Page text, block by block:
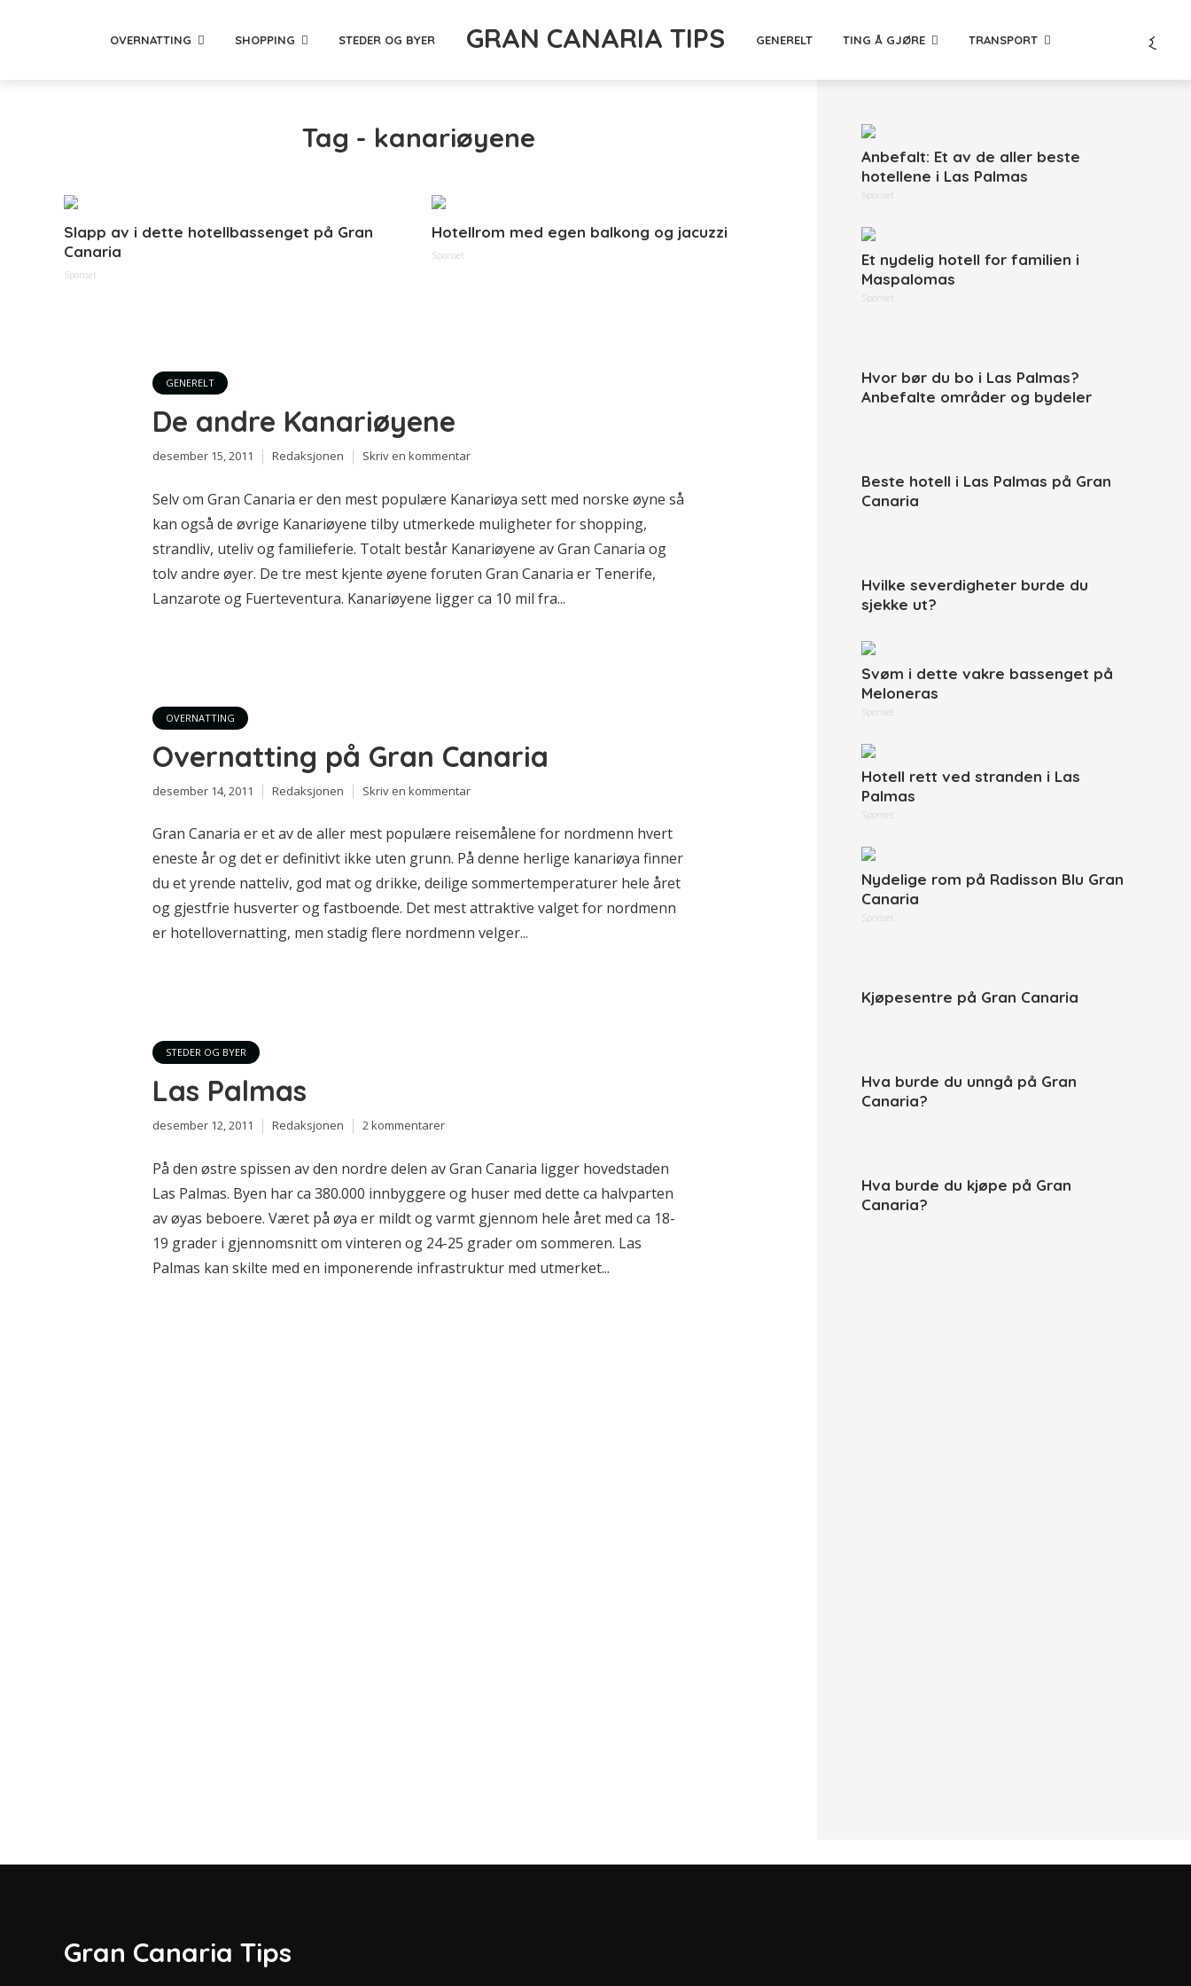
OVERNATTING SHOPPING STEDER OG BYER GRAN CANARIA TIPS GENERELT TING Å GJØRE TRANSPORT
Tag - kanariøyene
Slapp av i dette hotellbassenget på Gran
Canaria
Sponset
Hotellrom med egen balkong og jacuzzi
Sponset
GENERELT
De andre Kanariøyene
desember 15, 2011 Redaksjonen Skriv en kommentar
Selv om Gran Canaria er den mest populære Kanariøya sett med norske øyne så
kan også de øvrige Kanariøyene tilby utmerkede muligheter for shopping,
strandliv, uteliv og familieferie. Totalt består Kanariøyene av Gran Canaria og
tolv andre øyer. De tre mest kjente øyene foruten Gran Canaria er Tenerife,
Lanzarote og Fuerteventura. Kanariøyene ligger ca 10 mil fra...
OVERNATTING
Overnatting på Gran Canaria
desember 14, 2011 Redaksjonen Skriv en kommentar
Gran Canaria er et av de aller mest populære reisemålene for nordmenn hvert
eneste år og det er definitivt ikke uten grunn. På denne herlige kanariøya finner
du et yrende natteliv, god mat og drikke, deilige sommertemperaturer hele året
og gjestfrie husverter og fastboende. Det mest attraktive valget for nordmenn
er hotellovernatting, men stadig flere nordmenn velger...
STEDER OG BYER
Las Palmas
desember 12, 2011 Redaksjonen 2 kommentarer
På den østre spissen av den nordre delen av Gran Canaria ligger hovedstaden
Las Palmas. Byen har ca 380.000 innbyggere og huser med dette ca halvparten
av øyas beboere. Været på øya er mildt og varmt gjennom hele året med ca 18-
19 grader i gjennomsnitt om vinteren og 24-25 grader om sommeren. Las
Palmas kan skilte med en imponerende infrastruktur med utmerket...
Anbefalt: Et av de aller beste
hotellene i Las Palmas
Sponset
Et nydelig hotell for familien i
Maspalomas
Sponset
Hvor bør du bo i Las Palmas?
Anbefalte områder og bydeler
Beste hotell i Las Palmas på Gran
Canaria
Hvilke severdigheter burde du
sjekke ut?
Svøm i dette vakre bassenget på
Meloneras
Sponset
Hotell rett ved stranden i Las
Palmas
Sponset
Nydelige rom på Radisson Blu Gran
Canaria
Sponset
Kjøpesentre på Gran Canaria
Hva burde du unngå på Gran
Canaria?
Hva burde du kjøpe på Gran
Canaria?
Gran Canaria Tips